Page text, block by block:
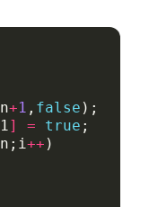
n+1 , false );
1 ] = true ;
n ; i ++ )